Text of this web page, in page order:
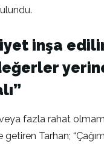
inşa
veya fazla rahat
Tarhan;